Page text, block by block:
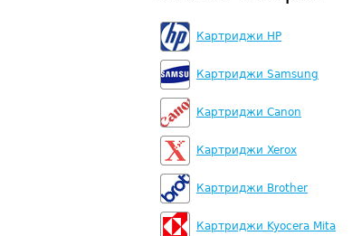
Картриджи HP
Картриджи Samsung
Картриджи Canon
Картриджи Xerox
Картриджи Brother
Картриджи Kyocera Mita